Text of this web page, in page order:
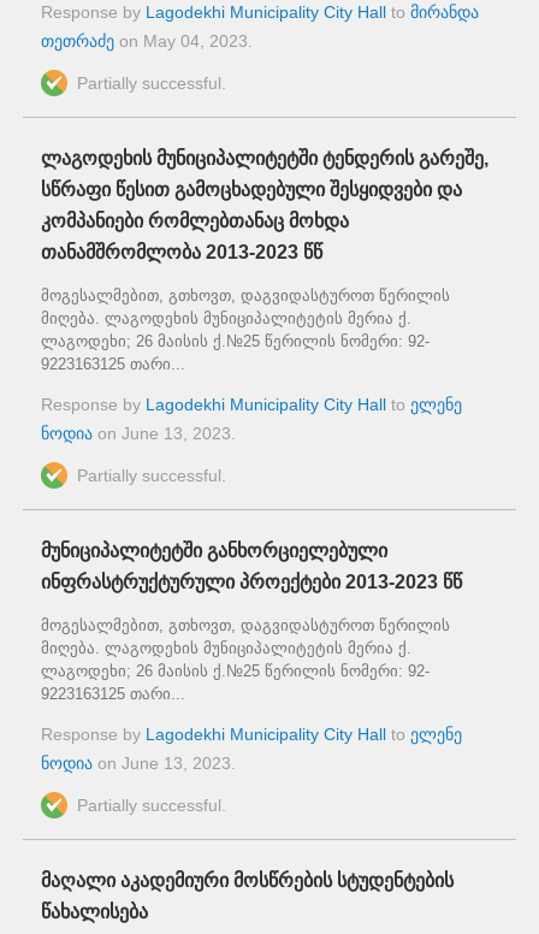
Response by Lagodekhi Municipality City Hall to მირანდა
თეთრაძე on May 04, 2023
Partially successful.
ლაგოდეხის მუნიციპალიტეტში ტენდერის გარეშე,
სწრაფი წესით გამოცხადებული შესყიდვები და
კომპანიები რომლებთანაც მოხდა
თანამშრომლობა 2013-2023 წწ
მოგესალმებით, გთხოვთ, დაგვიდასტუროთ წერილის
მიღება. ლაგოდეხის მუნიციპალიტეტის მერია ქ.
ლაგოდეხი; 26 მაისის ქ.№25 წერილის ნომერი: 92-
9223163125 თარი...
Response by Lagodekhi Municipality City Hall to ელენე
ნოდია on June 13, 2023
Partially successful.
მუნიციპალიტეტში განხორციელებული
ინფრასტრუქტურული პროექტები 2013-2023 წწ
მოგესალმებით, გთხოვთ, დაგვიდასტუროთ წერილის
მიღება. ლაგოდეხის მუნიციპალიტეტის მერია ქ.
ლაგოდეხი; 26 მაისის ქ.№25 წერილის ნომერი: 92-
9223163125 თარი...
Response by Lagodekhi Municipality City Hall to ელენე
ნოდია on June 13, 2023
Partially successful.
მაღალი აკადემიური მოსწრების სტუდენტების
წახალისება